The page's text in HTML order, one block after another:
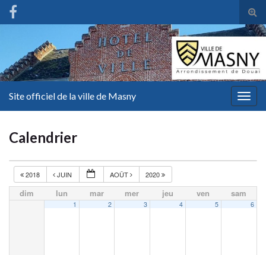
Site officiel de la ville de Masny
Calendrier
2018 JUIN AOÛT 2020
dim lun mar mer jeu ven sam
1 2 3 4 5 6